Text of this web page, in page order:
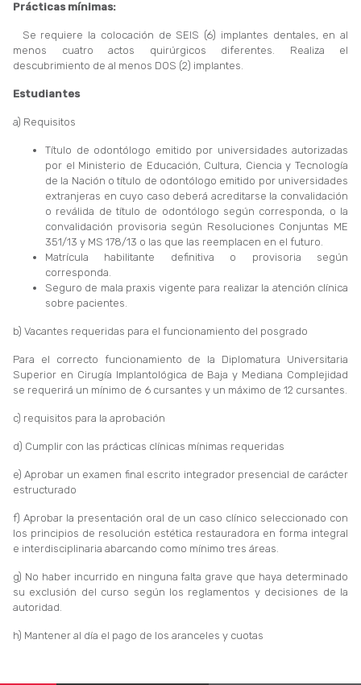
Prácticas mínimas:
Se requiere la colocación de SEIS (6) implantes dentales, en al
menos cuatro actos quirúrgicos diferentes. Realiza el
descubrimiento de al menos DOS (2) implantes.
Estudiantes
a) Requisitos
Título de odontólogo emitido por universidades autorizadas
por el Ministerio de Educación, Cultura, Ciencia y Tecnología
de la Nación o título de odontólogo emitido por universidades
extranjeras en cuyo caso deberá acreditarse la convalidación
o reválida de título de odontólogo según corresponda, o la
convalidación provisoria según Resoluciones Conjuntas ME
351/13 y MS 178/13 o las que las reemplacen en el futuro.
Matrícula habilitante definitiva o provisoria según
corresponda.
Seguro de mala praxis vigente para realizar la atención clínica
sobre pacientes.
b) Vacantes requeridas para el funcionamiento del posgrado
Para el correcto funcionamiento de la Diplomatura Universitaria
Superior en Cirugía Implantológica de Baja y Mediana Complejidad
se requerirá un mínimo de 6 cursantes y un máximo de 12 cursantes.
c) requisitos para la aprobación
d) Cumplir con las prácticas clínicas mínimas requeridas
e) Aprobar un examen final escrito integrador presencial de carácter
estructurado
f) Aprobar la presentación oral de un caso clínico seleccionado con
los principios de resolución estética restauradora en forma integral
e interdisciplinaria abarcando como mínimo tres áreas.
g) No haber incurrido en ninguna falta grave que haya determinado
su exclusión del curso según los reglamentos y decisiones de la
autoridad.
h) Mantener al día el pago de los aranceles y cuotas